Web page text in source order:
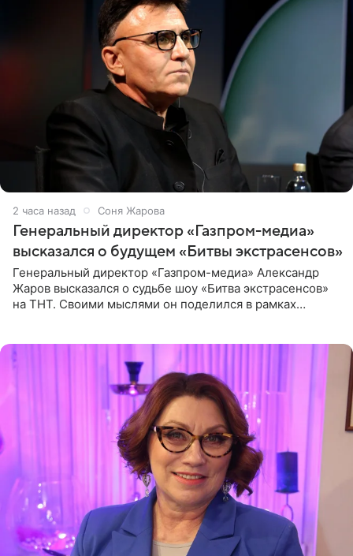
2 часа назад Соня Жарова
Генеральный директор «Газпром-медиа»
высказался о будущем «Битвы экстрасенсов»
Генеральный директор «Газпром-медиа» Александр
Жаров высказался о судьбе шоу «Битва экстрасенсов»
на ТНТ. Своими мыслями он поделился в рамках